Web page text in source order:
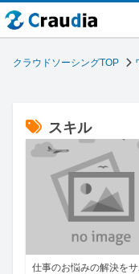
クラウドソーシングTOP
スキル
仕事のお悩みの解決をサ